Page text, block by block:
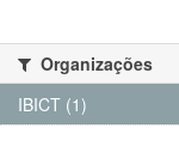
Organizações
IBICT (1)